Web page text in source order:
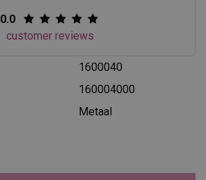
0.0
customer reviews
1600040
160004000
Metaal